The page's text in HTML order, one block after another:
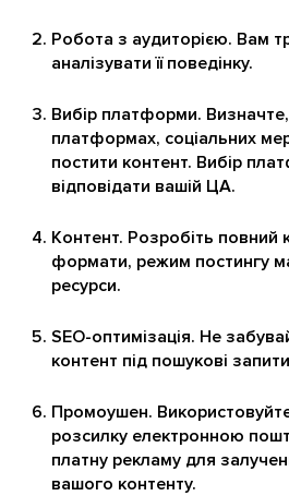
Робота з аудиторією. Вам
аналізувати її поведінку.
Вибір платформи.
платформах, соціальних
постити контент. Вибір
відповідати вашій ЦА.
Контент. Розробіть повний
формати, режим постингу
ресурси.
SEO-оптимізація. Не
контент під пошукові
Промоушен.
розсилку електронною
платну рекламу для
вашого контенту.